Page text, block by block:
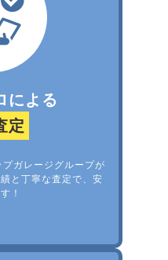
による
定
ガレージグループが
と丁寧な査定で、安
！